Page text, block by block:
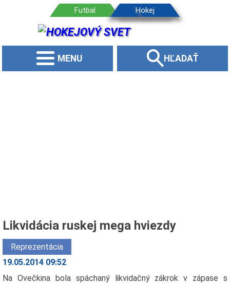
MENU HĽADAŤ
Likvidácia ruskej mega hviezdy
Reprezentácia
19.05.2014 09:52
Na Ovečkina bola spáchaný likvidačný zákrok v zápase s